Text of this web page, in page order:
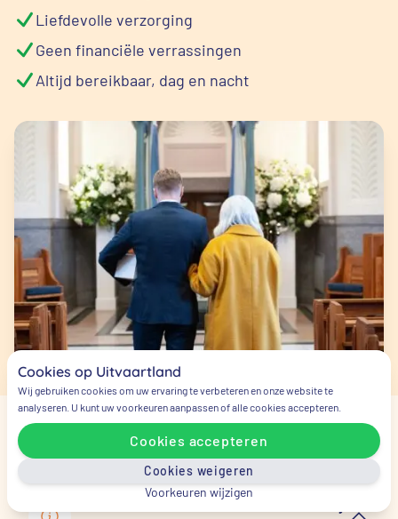
Liefdevolle verzorging
Geen financiële verrassingen
Altijd bereikbaar, dag en nacht
Veelgestelde vragen
Wie moet ik als eerste bellen bij
Cookies op Uitvaartland
Wij gebruiken cookies om uw ervaring te verbeteren en onze website te
analyseren. U kunt uw voorkeuren aanpassen of alle cookies accepteren.
Cookies accepteren
Cookies weigeren
Voorkeuren wijzigen